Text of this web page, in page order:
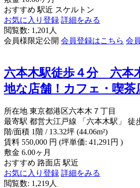
おすすめ 駅近 スケルトン
お気に入り登録 詳細をみる
閲覧数: 1,201人
会員様限定公開 会員登録はこちら 会
六本木駅徒歩４分 六本
地な店舗！カフェ・喫茶
所在地 東京都港区六本木７丁目
最寄駅 都営大江戸線 「六本木駅」 徒
階/面積 1階 / 13.32坪 (44.06m²)
賃料 550,000 円 (坪単価: 41,291円 )
敷金 6.00ヶ月
おすすめ 路面店 駅近
お気に入り登録 詳細をみる
閲覧数: 1,219人